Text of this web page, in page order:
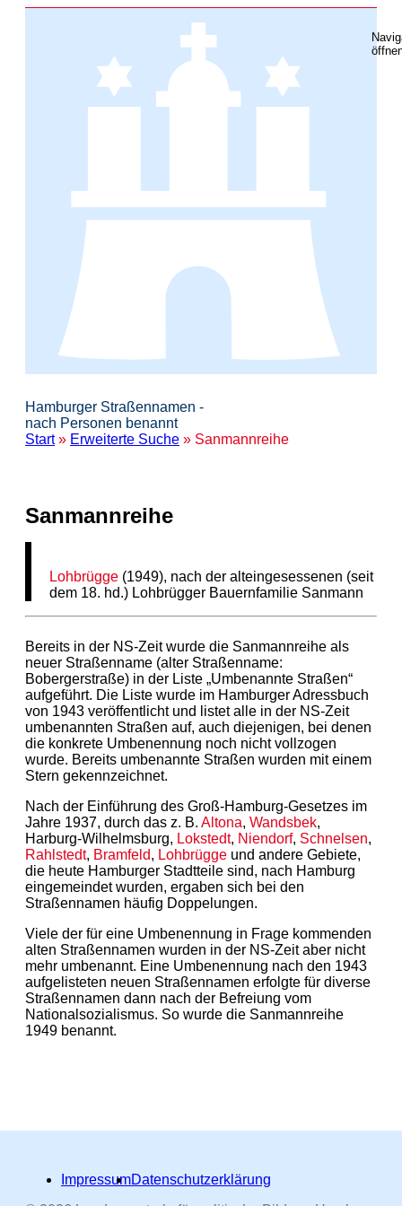
Hamburger Straßennamen -
nach Personen benannt
Start» Erweiterte Suche » Sanmannreihe
Sanmannreihe
Lohbrügge (1949), nach der alteingesessenen (seit
dem 18. hd.) Lohbrügger Bauernfamilie Sanmann
Bereits in der NS-Zeit wurde die Sanmannreihe als
neuer Straßenname (alter Straßenname:
Bobergerstraße) in der Liste „Umbenannte Straßen“
aufgeführt. Die Liste wurde im Hamburger Adressbuch
von 1943 veröffentlicht und listet alle in der NS-Zeit
umbenannten Straßen auf, auch diejenigen, bei denen
die konkrete Umbenennung noch nicht vollzogen
wurde. Bereits umbenannte Straßen wurden mit einem
Stern gekennzeichnet.
Nach der Einführung des Groß-Hamburg-Gesetzes im
Jahre 1937, durch das z. B. Altona, Wandsbek,
Harburg-Wilhelmsburg, Lokstedt, Niendorf, Schnelsen,
Rahlstedt, Bramfeld, Lohbrügge und andere Gebiete,
die heute Hamburger Stadtteile sind, nach Hamburg
eingemeindet wurden, ergaben sich bei den
Straßennamen häufig Doppelungen.
Viele der für eine Umbenennung in Frage kommenden
alten Straßennamen wurden in der NS-Zeit aber nicht
mehr umbenannt. Eine Umbenennung nach den 1943
aufgelisteten neuen Straßennamen erfolgte für diverse
Straßennamen dann nach der Befreiung vom
Nationalsozialismus. So wurde die Sanmannreihe
1949 benannt.
ImpressumDatenschutzerklärung